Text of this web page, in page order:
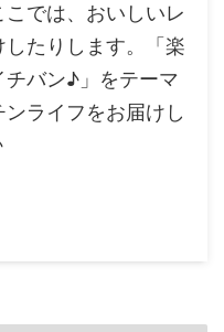
では、おいしいレ
たりします。「楽
チバン♪」をテーマ
ライフをお届けし